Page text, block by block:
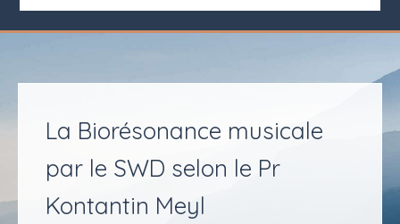
La Biorésonance musicale
par le SWD selon le Pr
Kontantin Meyl